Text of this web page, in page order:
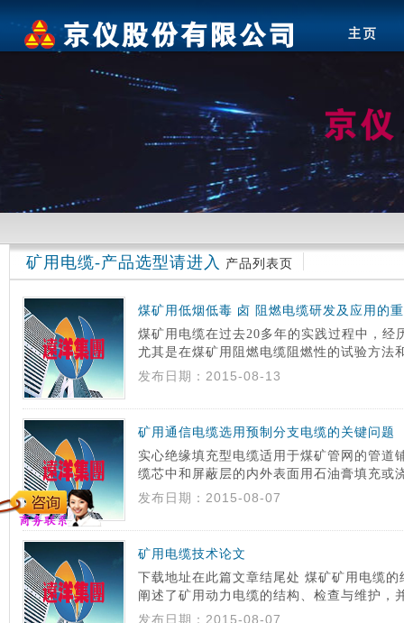
矿用电缆-产品选型请进入 产品列表页
煤矿用低烟低毒 卤 阻燃电缆研发及应用的
煤矿用电缆在过去20多年的实践过程中，经
尤其是在煤矿用阻燃电缆阻燃性的试验方法
MT386-2011)颁布实施以来，使得煤矿用电
发布日期：2015-08-13
矿用通信电缆选用预制分支电缆的关键问题
实心绝缘填充型电缆适用于煤矿管网的管道
缆芯中和屏蔽层的内外表面用石油膏填充或
侵入。在煤矿常见的30~C一60~C的环境条
发布日期：2015-08-07
矿用电缆技术论文
下载地址在此篇文章结尾处 煤矿矿用电缆
阐述了矿用动力电缆的结构、检查与维护，
了分析 矿用电缆的安全使用 瓦斯、水、火
发布日期：2015-08-07